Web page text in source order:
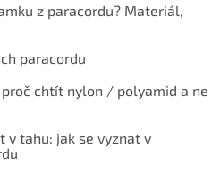
z paracordu? Materiál,
paracordu
chtít nylon / polyamid a ne
v tahu: jak se vyznat v